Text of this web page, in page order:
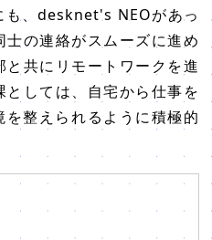
も、desknet's NEOがあっ
の連絡がスムーズに進め
共にリモートワークを進
しては、自宅から仕事を
整えられるように積極的